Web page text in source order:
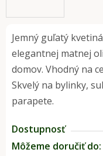
Jemný guľatý
elegantnej matnej
domov. Vhodný na
Skvelý na bylinky,
parapete.
Dostupnosť
Môžeme doručiť do: